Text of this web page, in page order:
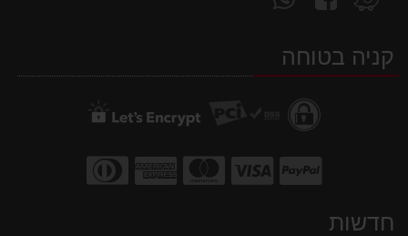
אותנו
Waze
אחרינו
facebookקניה בטוחה
חדשות